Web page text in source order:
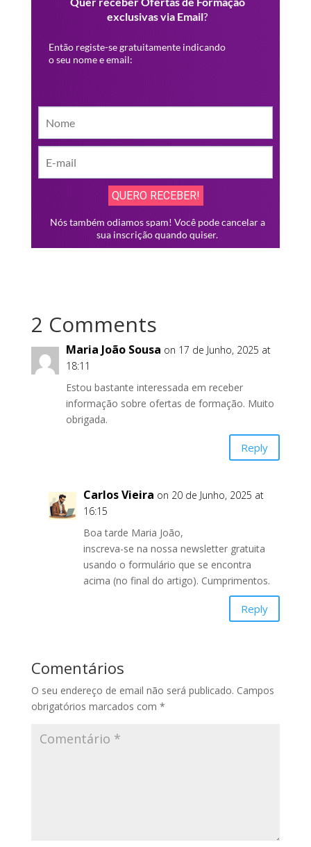
2 Comments
Maria João Sousa on 17 de Junho, 2025 at
18:11
Estou bastante interessada em receber
informação sobre ofertas de formação. Muito
obrigada.
Reply
Carlos Vieira on 20 de Junho, 2025 at
16:15
Boa tarde Maria João,
inscreva-se na nossa newsletter gratuita
usando o formulário que se encontra
acima (no final do artigo). Cumprimentos.
Reply
Comentários
O seu endereço de email não será publicado. Campos
obrigatórios marcados com *